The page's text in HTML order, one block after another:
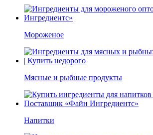
Мороженое
Мясные и рыбные продукты
Напитки